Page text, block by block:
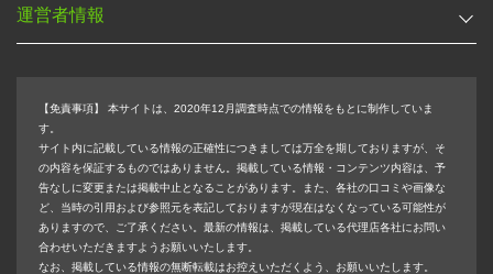
運営者情報
【免責事項】
本サイトは、2020年12月調査時点での情報をもとに制作していま
す。
サイト内に記載している情報の正確性につきましては万全を期しておりますが、そ
の内容を保証するものではありません。掲載している情報・コンテンツ内容は、予
告なしに変更または掲載中止となることがあります。また、各社の口コミや画像な
ど、当時の引用および参照元を表記しておりますが現在はなくなっている可能性が
ありますので、ご了承ください。最新の情報は、掲載している代理店各社にお問い
合わせいただきますようお願いいたします。
なお、掲載している情報の無断転載はお控えいただくよう、お願いいたします。